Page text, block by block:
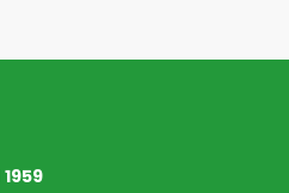
1959